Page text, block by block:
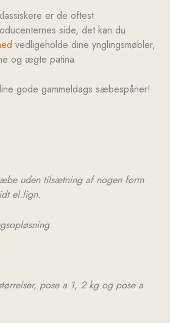
er de oftest
side, det kan du
vedligeholde dine ynglingsmøbler,
og ægte patina
gode gammeldags sæbespåner!
uden tilsætning af nogen form
el.lign.
pose a 1, 2 kg og pose a